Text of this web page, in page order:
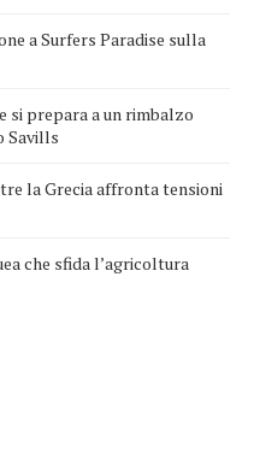
a Surfers Paradise sulla
si prepara a un rimbalzo
Savills
la Grecia affronta tensioni
che sfida l’agricoltura